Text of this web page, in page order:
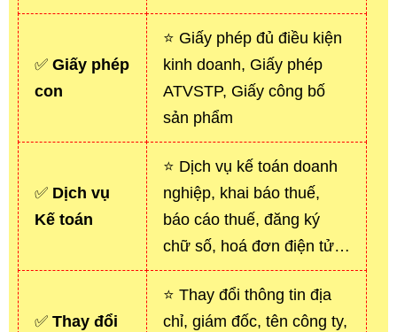
✅ Giấy phép
con
⭐ Giấy phép đủ điều kiện
kinh doanh, Giấy phép
ATVSTP, Giấy công bố
sản phẩm
✅ Dịch vụ
Kế toán
⭐ Dịch vụ kế toán doanh
nghiệp, khai báo thuế,
báo cáo thuế, đăng ký
chữ số, hoá đơn điện tử…
✅ Thay đổi
⭐ Thay đổi thông tin địa
chỉ, giám đốc, tên công ty,